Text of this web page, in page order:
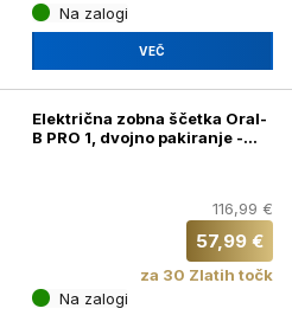
Na zalogi
VEČ
Električna zobna ščetka Oral-
B PRO 1, dvojno pakiranje -
116,99 €
57,99 €
za 30 Zlatih točk
Na zalogi